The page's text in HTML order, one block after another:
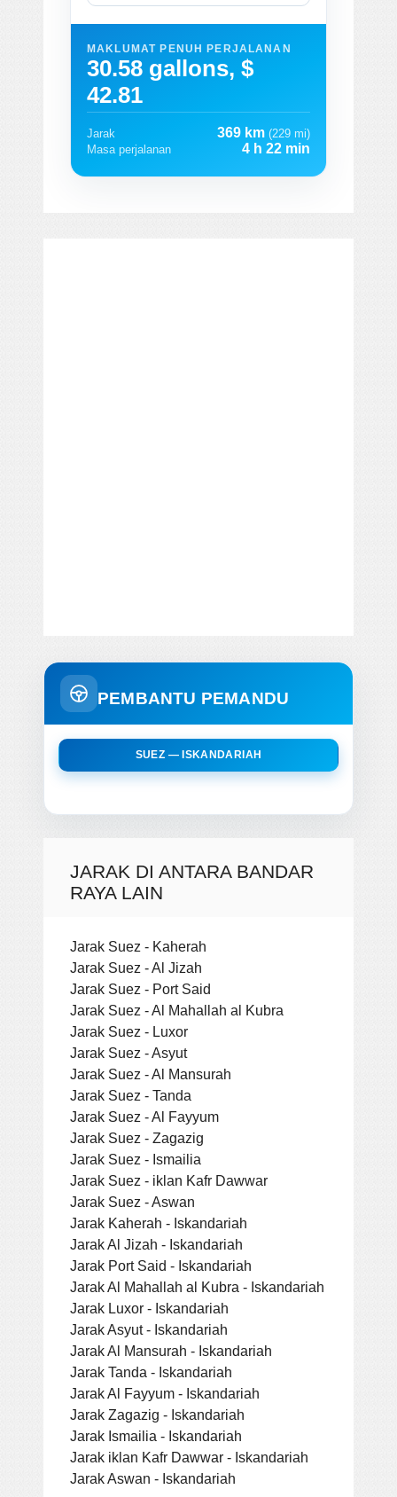
MAKLUMAT PENUH PERJALANAN
30.58 gallons, $
42.81
Jarak 369 km (229 mi)
Masa perjalanan
4 h 22 min
PEMBANTU PEMANDU
SUEZ — ISKANDARIAH
JARAK DI ANTARA BANDAR
RAYA LAIN
Jarak Suez - Kaherah
Jarak Suez - Al Jizah
Jarak Suez - Port Said
Jarak Suez - Al Mahallah al Kubra
Jarak Suez - Luxor
Jarak Suez - Asyut
Jarak Suez - Al Mansurah
Jarak Suez - Tanda
Jarak Suez - Al Fayyum
Jarak Suez - Zagazig
Jarak Suez - Ismailia
Jarak Suez - iklan Kafr Dawwar
Jarak Suez - Aswan
Jarak Kaherah - Iskandariah
Jarak Al Jizah - Iskandariah
Jarak Port Said - Iskandariah
Jarak Al Mahallah al Kubra - Iskandariah
Jarak Luxor - Iskandariah
Jarak Asyut - Iskandariah
Jarak Al Mansurah - Iskandariah
Jarak Tanda - Iskandariah
Jarak Al Fayyum - Iskandariah
Jarak Zagazig - Iskandariah
Jarak Ismailia - Iskandariah
Jarak iklan Kafr Dawwar - Iskandariah
Jarak Aswan - Iskandariah